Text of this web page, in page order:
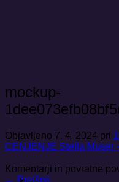
mockup-
Objavljeno 7. 4. 2024 pri
CENJENJE Stella Muser
Komentarji in povratne
← Prejšnji